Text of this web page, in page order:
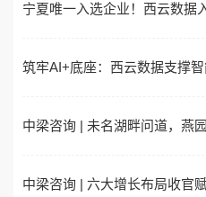
筑牢AI+底座：西云数据支撑